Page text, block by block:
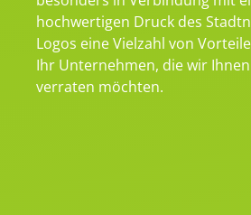
hochwertigen Druck des
Logos eine Vielzahl von
Ihr Unternehmen, die wir
verraten möchten.